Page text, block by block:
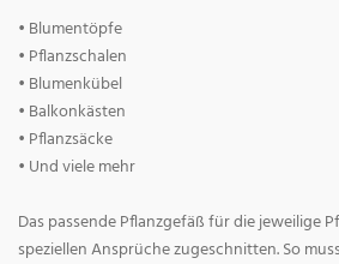
• Blumentöpfe
• Pflanzschalen
• Blumenkübel
• Balkonkästen
• Pflanzsäcke
• Und viele mehr
Das passende Pflanzgefäß für die jeweilige
speziellen Ansprüche zugeschnitten. So